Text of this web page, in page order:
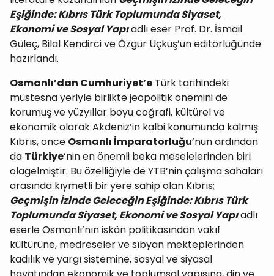
Eşiğinde: Kıbrıs Türk Toplumunda Siyaset,
Ekonomi ve Sosyal Yapıadlı eser Prof. Dr. İsmail
Güleç, Bilal Kendirci ve Özgür Üçkuş’un editörlüğünde
hazırlandı.
Osmanlı’dan Cumhuriyet’e Türk tarihindeki
müstesna yeriyle birlikte jeopolitik önemini de
korumuş ve yüzyıllar boyu coğrafi, kültürel ve
ekonomik olarak Akdeniz’in kalbi konumunda kalmış
Kıbrıs, önce Osmanlı İmparatorluğu’nun ardından
da Türkiye’nin en önemli beka meselelerinden biri
olagelmiştir. Bu özelliğiyle de YTB’nin çalışma sahaları
arasında kıymetli bir yere sahip olan Kıbrıs;
Geçmişin İzinde Geleceğin Eşiğinde: Kıbrıs Türk
Toplumunda Siyaset, Ekonomi ve Sosyal Yapıadlı
eserle Osmanlı’nın iskân politikasından vakıf
kültürüne, medreseler ve sıbyan mekteplerinden
kadılık ve yargı sistemine, sosyal ve siyasal